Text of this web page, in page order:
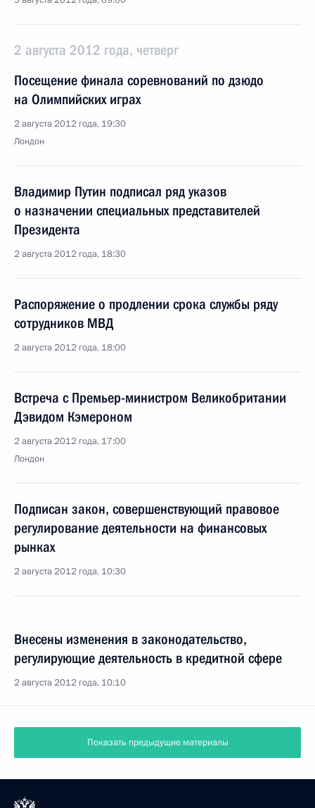
2 августа 2012 года, четверг
Посещение финала соревнований по дзюдо
на Олимпийских играх
2 августа 2012 года, 19:30
Лондон
Владимир Путин подписал ряд указов
о назначении специальных представителей
Президента
2 августа 2012 года, 18:30
Распоряжение о продлении срока службы ряду
сотрудников МВД
2 августа 2012 года, 18:00
Встреча с Премьер-министром Великобритании
Дэвидом Кэмероном
2 августа 2012 года, 17:00
Лондон
Подписан закон, совершенствующий правовое
регулирование деятельности на финансовых
рынках
2 августа 2012 года, 10:30
Внесены изменения в законодательство,
регулирующие деятельность в кредитной сфере
2 августа 2012 года, 10:10
Показать предыдущие материалы